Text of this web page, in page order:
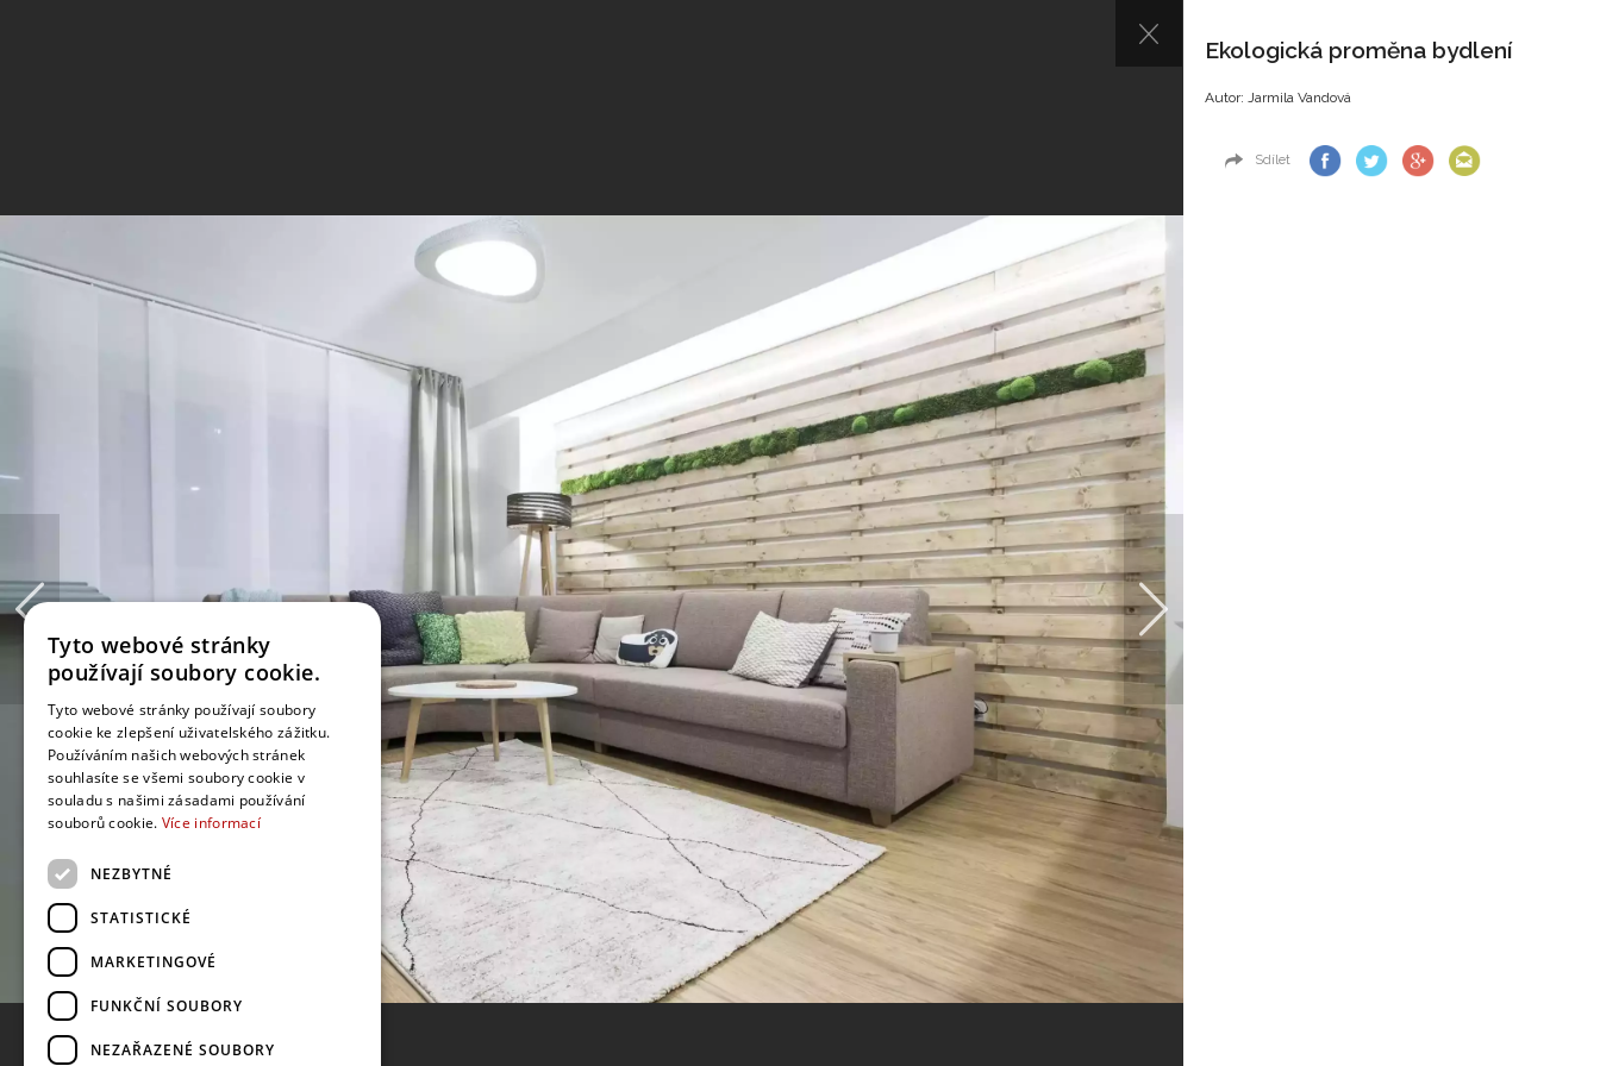
Ekologická proměna bydlení
Autor: Jarmila Vandová
Sdílet
Tyto webové stránky
používají soubory cookie.
Tyto webové stránky používají soubory
cookie ke zlepšení uživatelského zážitku.
Používáním našich webových stránek
souhlasíte se všemi soubory cookie v
souladu s našimi zásadami používání
souborů cookie. Více informací
NEZBYTNÉ
STATISTICKÉ
MARKETINGOVÉ
FUNKČNÍ SOUBORY
NEZAŘAZENÉ SOUBORY